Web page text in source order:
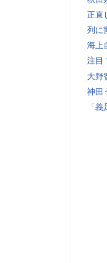
正直
列に
海上
注目
大野
神田
「